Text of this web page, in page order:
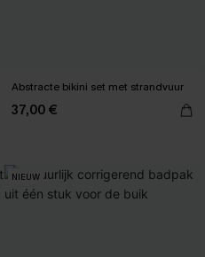
Abstracte bikini set met strandvuur
37,00 €
NIEUW